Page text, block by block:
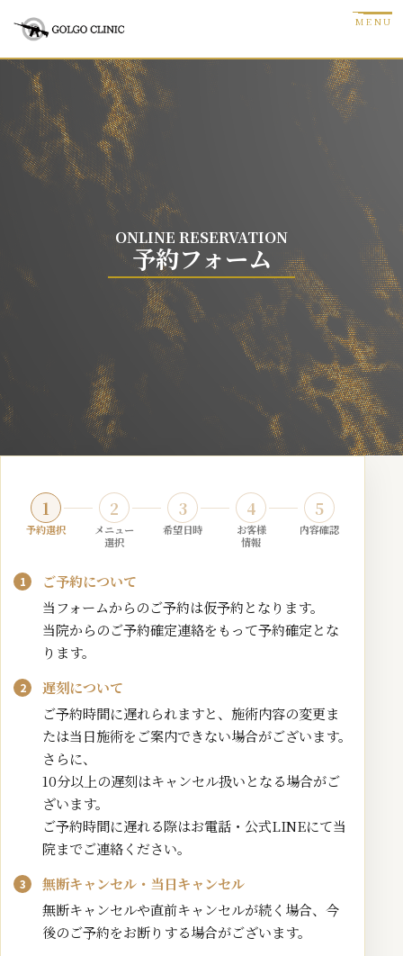
ONLINE RESERVATION
予約フォーム
1
予約選択
2
メニュー
選択
3
希望日時
4
お客様
情報
5
内容確認
ご予約について
当フォームからのご予約は仮予約となります。
当院からのご予約確定連絡をもって予約確定とな
ります。
遅刻について
ご予約時間に遅れられますと、施術内容の変更ま
たは当日施術をご案内できない場合がございます。
さらに、
10分以上の遅刻はキャンセル扱いとなる場合がご
ざいます。
ご予約時間に遅れる際はお電話・公式LINEにて当
院までご連絡ください。
無断キャンセル・当日キャンセル
無断キャンセルや直前キャンセルが続く場合、今
後のご予約をお断りする場合がございます。